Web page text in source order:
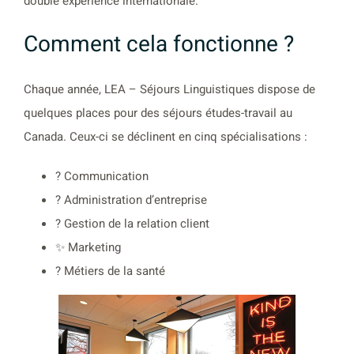
Comment cela fonctionne ?
Chaque année, LEA – Séjours Linguistiques dispose de
quelques places pour des séjours études-travail au
Canada. Ceux-ci se déclinent en cinq spécialisations :
? Communication
? Administration d’entreprise
? Gestion de la relation client
✨ Marketing
? Métiers de la santé